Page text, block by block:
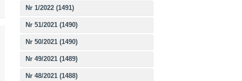
Nr 1/2022 (1491)
Nr 51/2021 (1490)
Nr 50/2021 (1490)
Nr 49/2021 (1489)
Nr 48/2021 (1488)